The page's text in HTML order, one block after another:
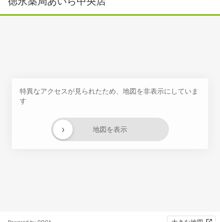
特異なアクセスが見られたため、地図を非表示にしていま
す
地図を表示
›